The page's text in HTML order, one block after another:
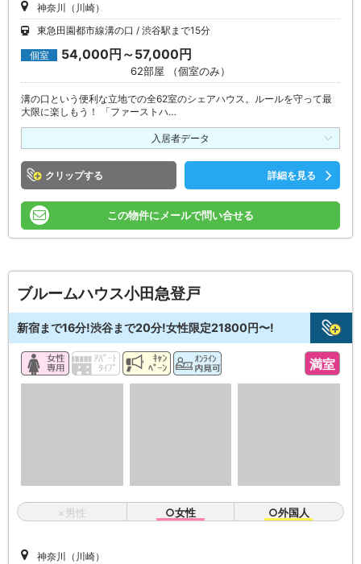
神奈川（川崎）
東急田園都市線溝の口
渋谷駅まで15分
個室 54,000円～57,000円
62部屋 （個室のみ）
溝の口という便利な立地での全62室のシェアハウス。ルールを守って最
大限に楽しもう！ 「ファーストハ…
入居者データ
クリップ 詳細を見る
この物件にメールで問い合せる
ブルームハウス小田急登戸
新宿まで16分!渋谷まで20分!女性限定21800円〜!
満室
×男性 ○女性 ○外国人
神奈川（川崎）